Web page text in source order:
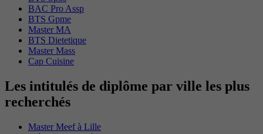
BAC Pro Assp
BTS Gpme
Master MA
BTS Dietetique
Master Mass
Cap Cuisine
Les intitulés de diplôme par ville les plus
recherchés
Master Meef à Lille